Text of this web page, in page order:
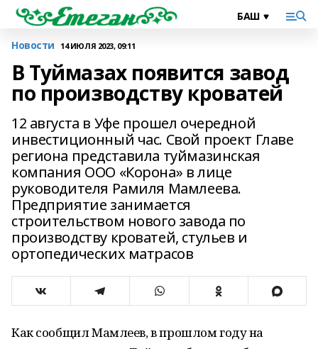
Новости 14 ИЮЛЯ 2023, 09:11
В Туймазах появится завод
по производству кроватей
12 августа в Уфе прошел очередной
инвестиционный час. Свой проект Главе
региона представила туймазинская
компания ООО «Корона» в лице
руководителя Рамиля Мамлеева.
Предприятие занимается
строительством нового завода по
производству кроватей, стульев и
ортопедических матрасов
Как сообщил Мамлеев, в прошлом году на